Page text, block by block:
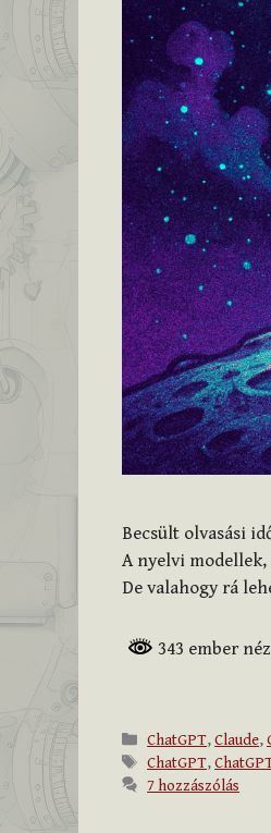
Becsült olvasási
A nyelvi modellek,
De valahogy rá
343 ember
Kategória
ChatGPT,Claude,
Címkék
ChatGPT,
7 hozzászólás